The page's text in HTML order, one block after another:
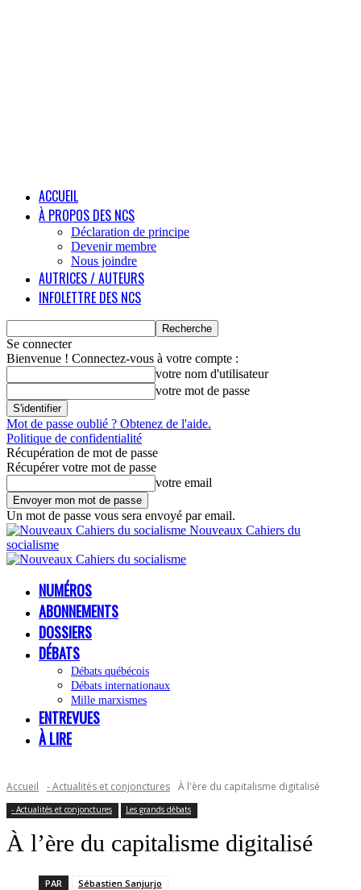
ACCUEIL
À PROPOS DES NCS
Déclaration de principe
Devenir membre
Nous joindre
AUTRICES / AUTEURS
INFOLETTRE DES NCS
Se connecter
Bienvenue ! Connectez-vous à votre compte :
votre nom d'utilisateur
votre mot de passe
Mot de passe oublié ? Obtenez de l'aide.
Politique de confidentialité
Récupération de mot de passe
Récupérer votre mot de passe
votre email
Un mot de passe vous sera envoyé par email.
Nouveaux Cahiers du
socialisme
NUMÉROS
ABONNEMENTS
DOSSIERS
DÉBATS
Débats québécois
Débats internationaux
Mille marxismes
ENTREVUES
À LIRE
Accueil - Actualités et conjonctures À l'ère du capitalisme digitalisé
- Actualités et conjonctures Les grands débats
À l’ère du capitalisme digitalisé
PAR
Sébastien Sanjurjo